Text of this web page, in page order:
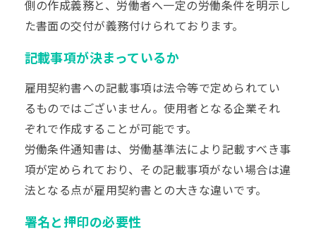
側の作成義務と、労働者へ一定の労働条件を明示し
た書面の交付が義務付けられております。
記載事項が決まっているか
雇用契約書への記載事項は法令等で定められてい
るものではございません。使用者となる企業それ
ぞれで作成することが可能です。
労働条件通知書は、労働基準法により記載すべき事
項が定められており、その記載事項がない場合は違
法となる点が雇用契約書との大きな違いです。
署名と押印の必要性